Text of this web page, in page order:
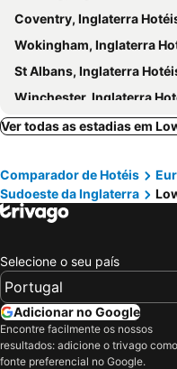
Coventry, Inglaterra
Wokingham, Inglaterra
St Albans, Inglaterra
Winchester, Inglaterra
Solihull, Inglaterra Hotéis
Maidenhead, Inglaterra
Gloucester, Inglaterra
Hemel Hempstead, Inglaterra Hotéis
Birmingham, Inglaterra Hotéis
Cambridge, Inglaterra
Nottingham, Inglaterra
Peterborough, Inglaterra Hotéis
Milton Keynes, Inglaterra Hotéis
Ver todas as estadias em
Comparador de Hotéis
Sudoeste da Inglaterra
Selecione o seu país
Adicionar no Google
Encontre facilmente os nossos
resultados: adicione o trivago como
fonte preferencial no Google.